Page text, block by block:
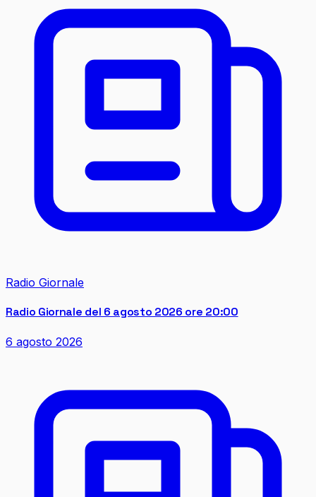
Radio Giornale
Radio Giornale del 6 agosto 2026 ore 20:00
6 agosto 2026